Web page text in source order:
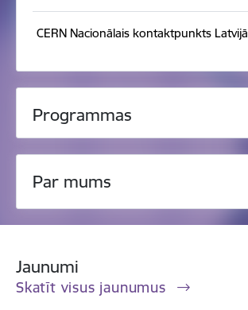
CERN Nacionālais kontaktpunkts Latvijā
Programmas
Par mums
Jaunumi
Skatīt visus jaunumus